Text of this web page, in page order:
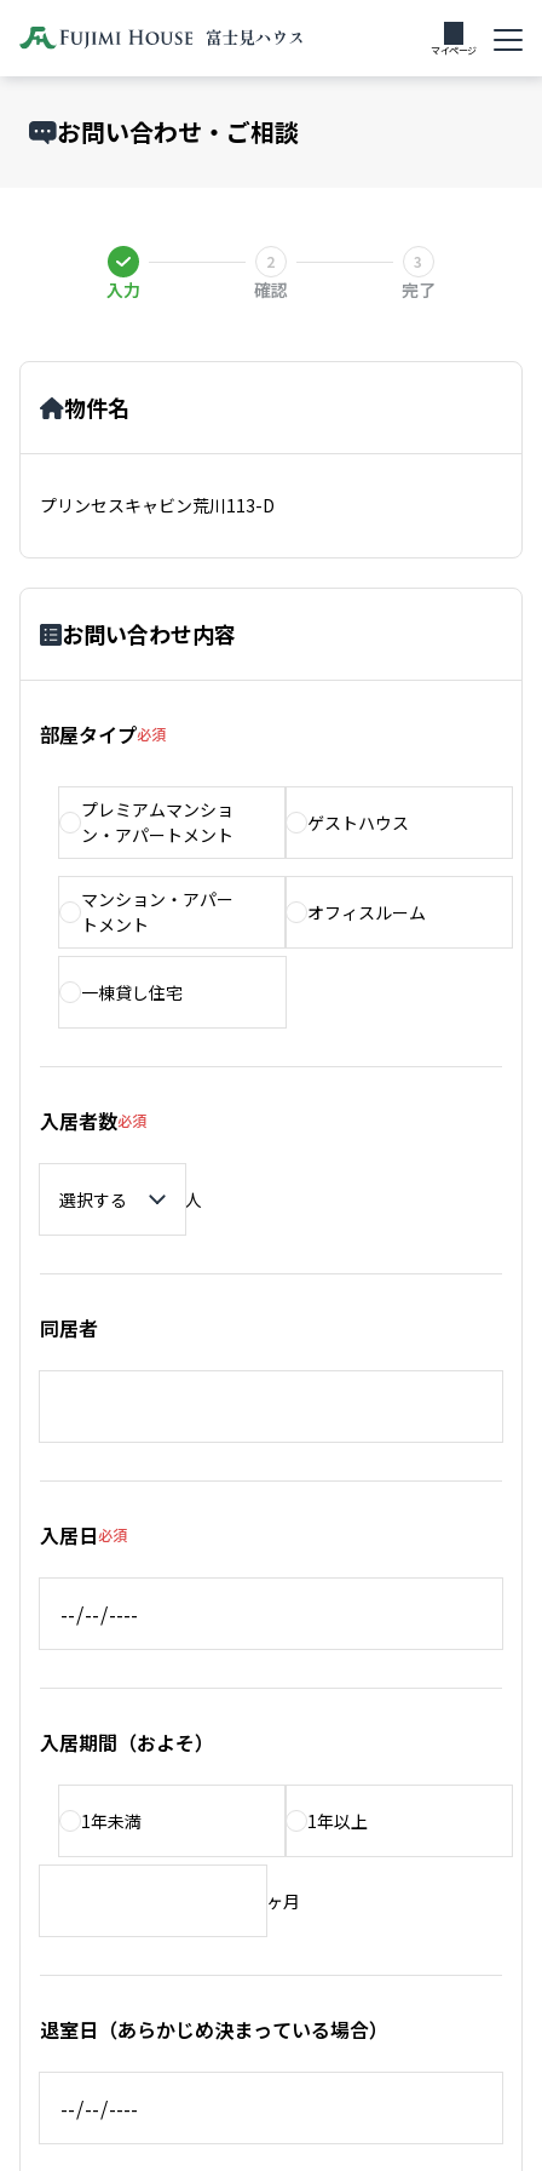
マイページ
お問い合わせ・ご相談
入力 確認 完了
物件名
プリンセスキャビン荒川113-D
お問い合わせ内容
部屋タイプ必須
プレミアムマンショ
ン・アパートメント
ゲストハウス
マンション・アパー
トメント
オフィスルーム
一棟貸し住宅
入居者数必須
人
同居者
入居日必須
入居期間（およそ）
1年未満 1年以上
ヶ月
退室日（あらかじめ決まっている場合）